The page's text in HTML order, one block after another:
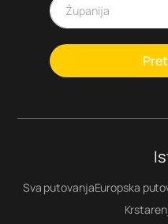
Sva putovanjaEuropska